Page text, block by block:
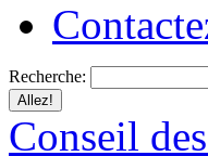
Recherche:
Conseil